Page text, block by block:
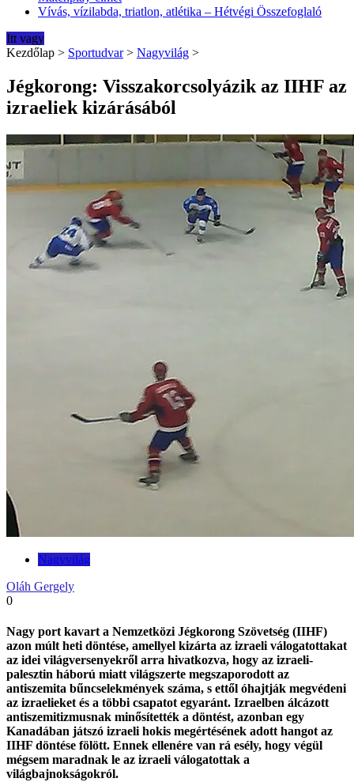
Vívás, vízilabda, triatlon, atlétika – Hétvégi Összefoglaló
Itt vagy
Kezdőlap > Sportudvar > Nagyvilág >
Jégkorong: Visszakorcsolyázik az IIHF az
izraeliek kizárásából
Nagyvilág
Oláh Gergely
0
Nagy port kavart a Nemzetközi Jégkorong Szövetség (IIHF)
azon múlt heti döntése, amellyel kizárta az izraeli válogatottakat
az idei világversenyekről arra hivatkozva, hogy az izraeli-
palesztin háború miatt világszerte megszaporodott az
antiszemita bűncselekmények száma, s ettől óhajtják megvédeni
az izraelieket és a többi csapatot egyaránt. Izraelben álcázott
antiszemitizmusnak minősítették a döntést, azonban egy
Kanadában játszó izraeli hokis megértésének adott hangot az
IIHF döntése fölött. Ennek ellenére van rá esély, hogy végül
mégsem maradnak le az izraeli válogatottak a
világbajnokságokról.